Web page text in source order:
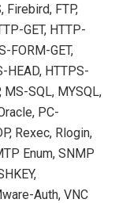
Firebird, FTP,
GET, HTTP-
FORM-GET,
HEAD, HTTPS-
MS-SQL, MYSQL,
PC-
Rexec, Rlogin,
Enum, SNMP
Auth, VNC